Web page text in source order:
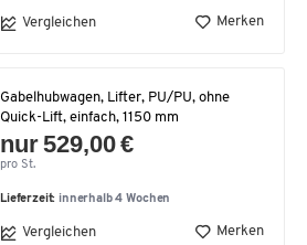
Vergleichen Merken
Gabelhubwagen, Lifter, PU/PU, ohne
Quick-Lift, einfach, 1150 mm
nur 529,00 €
pro St.
Lieferzeit: innerhalb 4 Wochen
Vergleichen Merken